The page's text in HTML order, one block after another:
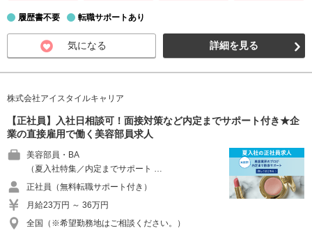
履歴書不要 転職サポートあり
気になる 詳細を見る
株式会社アイスタイルキャリア
【正社員】入社日相談可！面接対策など内定までサポート付き★企
業の直接雇用で働く美容部員求人
美容部員・BA
（夏入社特集／内定までサポート …
正社員（無料転職サポート付き）
月給23万円 ～ 36万円
全国（※希望勤務地はご相談ください。）